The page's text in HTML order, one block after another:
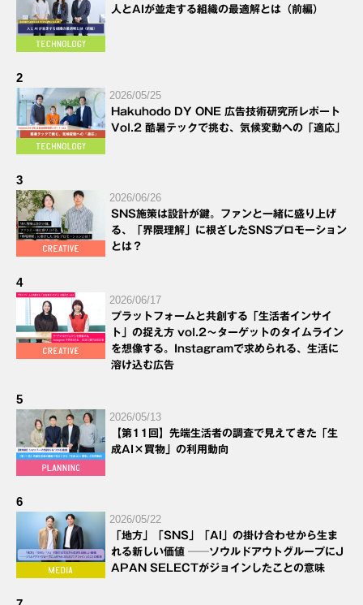
人とAIが並走する組織の最適解とは（前編）
2
2026/05/25
Hakuhodo DY ONE 広告技術研究所レポート
Vol.2 酷暑テックで挑む、気候変動への「適応」
3
2026/06/26
SNS施策は設計が鍵。ファンと一緒に盛り上げ
る、「界隈理解」に根ざしたSNSプロモーション
とは？
4
2026/06/17
プラットフォームと共創する「生活者インサイ
ト」の捉え方 vol.2～ターゲットのタイムライン
を想像する。Instagramで求められる、生活に
溶け込む広告
5
2026/05/13
【第11回】先端生活者の調査で見えてきた「生
成AI×買物」の利用動向
6
2026/05/22
「地方」「SNS」「AI」の掛け合わせから生ま
れる新しい価値 ──ソウルドアウトグループにJ
APAN SELECTがジョインしたことの意味